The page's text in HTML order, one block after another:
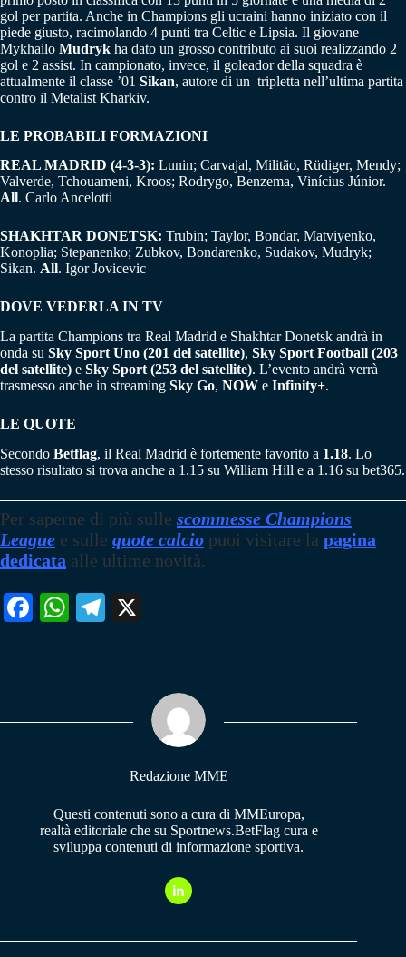
gol per partita. Anche in Champions gli ucraini hanno iniziato con il
piede giusto, racimolando 4 punti tra Celtic e Lipsia. Il giovane
Mykhailo Mudryk ha dato un grosso contributo ai suoi realizzando 2
gol e 2 assist. In campionato, invece, il goleador della squadra è
attualmente il classe ’01 Sikan, autore di un tripletta nell’ultima partita
contro il Metalist Kharkiv.
LE PROBABILI FORMAZIONI
REAL MADRID (4-3-3): Lunin; Carvajal, Militão, Rüdiger, Mendy;
Valverde, Tchouameni, Kroos; Rodrygo, Benzema, Vinícius Júnior.
All. Carlo Ancelotti
SHAKHTAR DONETSK: Trubin; Taylor, Bondar, Matviyenko,
Konoplia; Stepanenko; Zubkov, Bondarenko, Sudakov, Mudryk;
Sikan. All. Igor Jovicevic
DOVE VEDERLA IN TV
La partita Champions tra Real Madrid e Shakhtar Donetsk andrà in
onda su Sky Sport Uno (201 del satellite), Sky Sport Football (203
del satellite) e Sky Sport (253 del satellite). L’evento andrà verrà
trasmesso anche in streaming Sky Go, NOW e Infinity+.
LE QUOTE
Secondo Betflag, il Real Madrid è fortemente favorito a 1.18. Lo
stesso risultato si trova anche a 1.15 su William Hill e a 1.16 su bet365.
Per saperne di più sulle scommesse Champions
League e sulle quote calcio puoi visitare la pagina
dedicata alle ultime novità.
Fa W
pp
Te
m
Redazione MME
Questi contenuti sono a cura di MMEuropa,
realtà editoriale che su Sportnews.BetFlag cura e
sviluppa contenuti di informazione sportiva.